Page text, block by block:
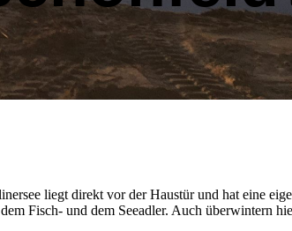
liegt direkt vor der Haustür und hat eine
Fisch- und dem Seeadler. Auch überwintern